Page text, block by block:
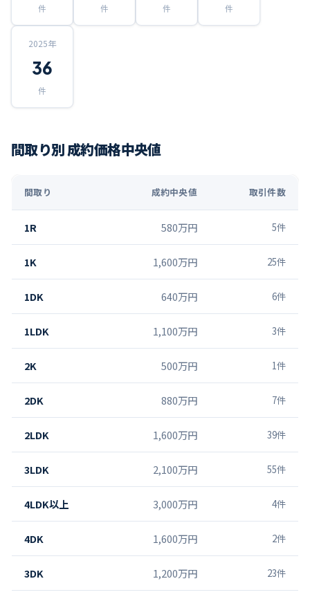
件 件 件 件
2025年
36
件
間取り別 成約価格中央値
間取り 成約中央値 取引件数
1R 580万円 5件
1K 1,600万円 25件
1DK 640万円 6件
1LDK 1,100万円 3件
2K 500万円 1件
2DK 880万円 7件
2LDK 1,600万円 39件
3LDK 2,100万円 55件
4LDK以上 3,000万円 4件
4DK 1,600万円 2件
3DK 1,200万円 23件